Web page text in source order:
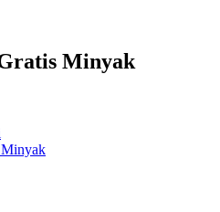
Minyak
Minyak